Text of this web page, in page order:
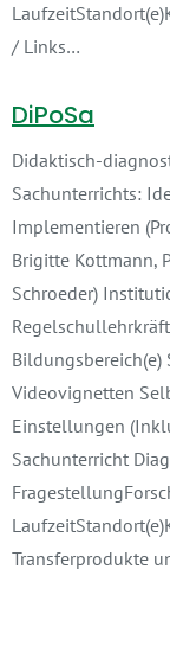
/ Links…
DiPoSa
Didaktisch-
Sachunterrichts:
Implementieren
Brigitte Kottmann,
Schroeder)
Videovignetten
Einstellungen
Sachunterricht
Transferprodukte